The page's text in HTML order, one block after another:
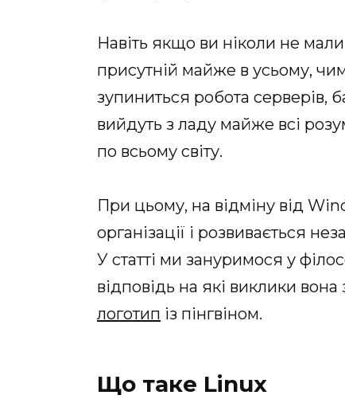
Навіть якщо ви ніколи не
присутній майже в усьому,
зупиниться робота серверів,
вийдуть з ладу майже всі
по всьому світу.
При цьому, на відміну від
організації і розвивається
У статті ми зануримося у
відповідь на які виклики вона
логотип із пінгвіном.
Що таке Linux